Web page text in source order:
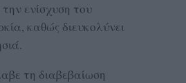
ενίσχυση του
καθώς διευκολύνει
τη διαβεβαίωση